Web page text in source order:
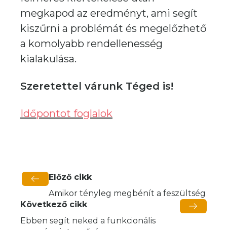
megkapod az eredményt, ami segít
kiszűrni a problémát és megelőzhető
a komolyabb rendellenesség
kialakulása.
Szeretettel várunk Téged is!
Időpontot foglalok
Előző cikk
Amikor tényleg megbénít a feszültség
Következő cikk
Ebben segít neked a funkcionális